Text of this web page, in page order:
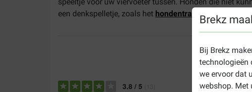
Brekz
Bij Brekz
technologieën
we ervoor dat
webshop. Met
een denkspelletje, zoals het hondentrainingsspel Dog
3.8 / 5